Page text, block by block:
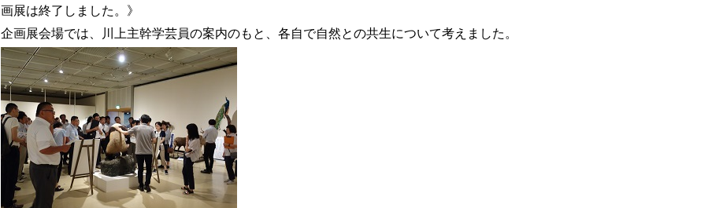
画展は終了しました。》
企画展会場では、川上主幹学芸員の案内のもと、各自で自然との共生について考えました。